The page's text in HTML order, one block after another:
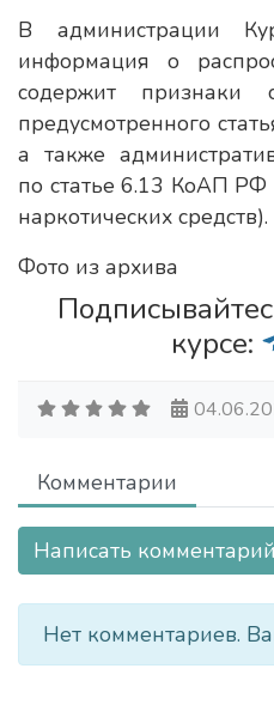
В администрации
информация о
содержит признаки
предусмотренного
а также
по статье 6.13 КоАП
наркотических средств).
Фото из архива
курсе:
Комментарии
Написать комментарий
Нет комментариев.